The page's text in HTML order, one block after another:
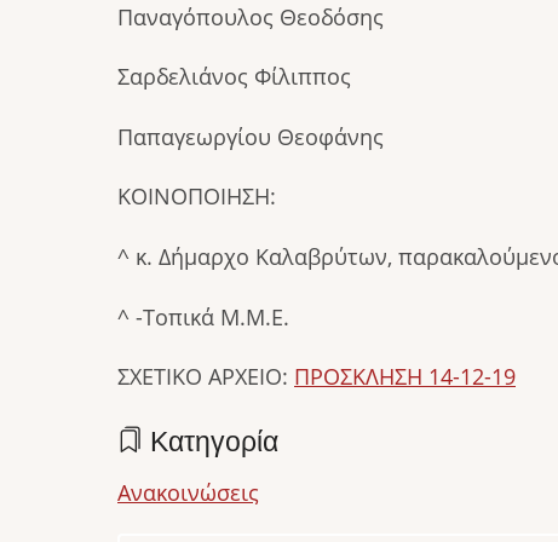
Παναγόπουλος Θεοδόσης
Σαρδελιάνος Φίλιππος
Παπαγεωργίου Θεοφάνης
ΚΟΙΝΟΠΟΙΗΣΗ:
^ κ. Δήμαρχο Καλαβρύτων,
^ -Τοπικά Μ.Μ.Ε.
ΣΧΕΤΙΚΟ ΑΡΧΕΙΟ: ΠΡΟΣΚΛΗΣΗ 14-12-19
Κατηγορία
Ανακοινώσεις